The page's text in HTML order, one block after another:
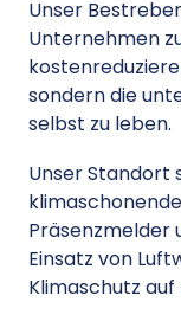
Unser
Unternehmen
sondern die
selbst zu leben.
Unser Standort
Präsenzmelder
Einsatz von
Klimaschutz auf